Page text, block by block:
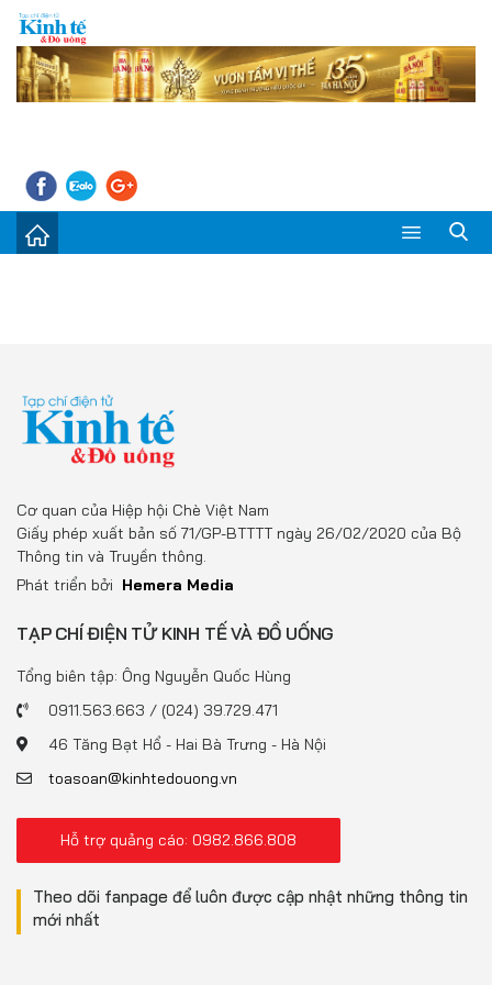
Thị trường
Doanh nghiệp – Doanh nhân
Đồ uống
Pháp luật
Multimedia
Cơ quan của Hiệp hội Chè Việt Nam
Giấy phép xuất bản số 71/GP-BTTTT ngày 26/02/2020 của Bộ
Thông tin và Truyền thông.
Phát triển bởi Hemera Media
TẠP CHÍ ĐIỆN TỬ KINH TẾ VÀ ĐỒ UỐNG
Tổng biên tập: Ông Nguyễn Quốc Hùng
0911.563.663 / (024) 39.729.471
46 Tăng Bạt Hổ - Hai Bà Trưng - Hà Nội
toasoan@kinhtedouong.vn
Hỗ trợ quảng cáo: 0982.866.808
Theo dõi fanpage để luôn được cập nhật những thông tin
mới nhất